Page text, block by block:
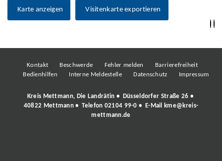
Karte anzeigen Visitenkarte exportieren
Kontakt Beschwerde Fehler melden
Barrierefreiheit
Bedienhilfen
Interne Meldestelle Datenschutz Impressum
Kreis Mettmann, Die Landrätin • Düsseldorfer Straße 26 •
40822 Mettmann • Telefon 02104 99-0 • E-Mail
kme@kreis-
mettmann.de